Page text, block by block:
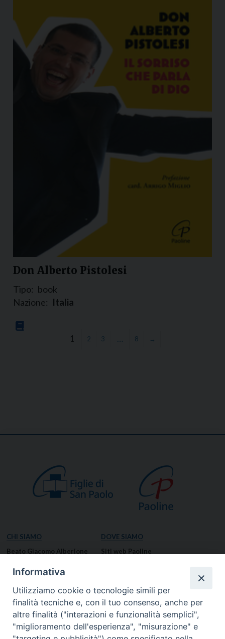
Don Alberto Pistolesi
Tipo: book
Nazione: Italia
1 2 3 … 8 →
CHI SIAMO
Beato Giacomo Alberione
Missione Paolina
Luoghi delle Origini
Governo Generale
DOVE SIAMO
Siti web Paoline
Notizie dal governo generale
Notizie in breve
RISORSE
Informativa
Utilizziamo cookie o tecnologie simili per
finalità tecniche e, con il tuo consenso, anche per
altre finalità ("interazioni e funzionalità semplici",
"miglioramento dell'esperienza", "misurazione" e